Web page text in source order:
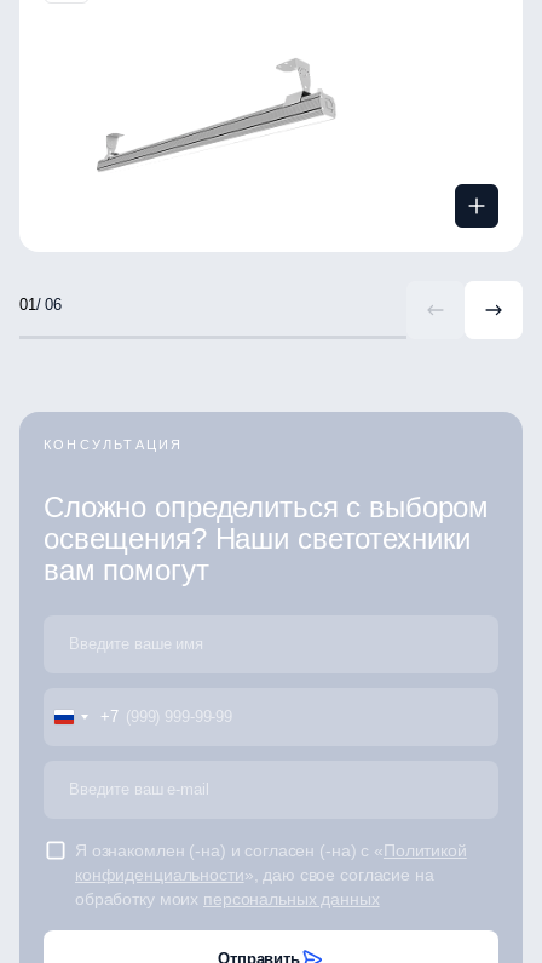
/ 06
КОНСУЛЬТАЦИЯ
Сложно определиться с выбором
освещения? Наши светотехники
вам помогут
+7
Я ознакомлен (-на) и согласен (-на) с «Политикой
конфиденциальности», даю свое согласие на
обработку моих персональных данных
Отправить